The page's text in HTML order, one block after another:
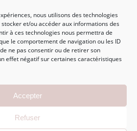
nous utilisons des technologies
et/ou accéder aux informations des
à ces technologies nous permettra de
le comportement de navigation ou les ID
ne pas consentir ou de retirer son
effet négatif sur certaines caractéristiques
Accepter
Refuser